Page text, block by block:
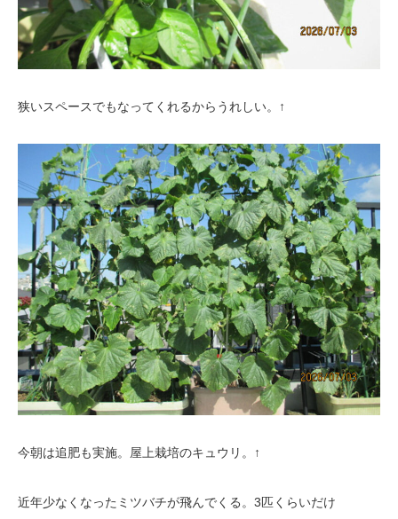
狭いスペースでもなってくれるからうれしい。↑
今朝は追肥も実施。屋上栽培のキュウリ。↑
近年少なくなったミツバチが飛んでくる。3匹くらいだけ